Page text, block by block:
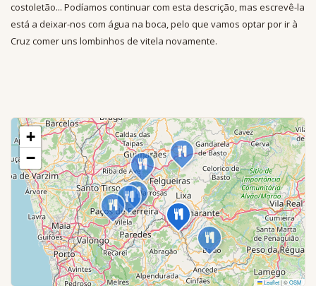
costoletão... Podíamos continuar com esta descrição, mas escrevê-la
está a deixar-nos com água na boca, pelo que vamos optar por ir à
Cruz comer uns lombinhos de vitela novamente.
+
−
Leaflet|©OSM